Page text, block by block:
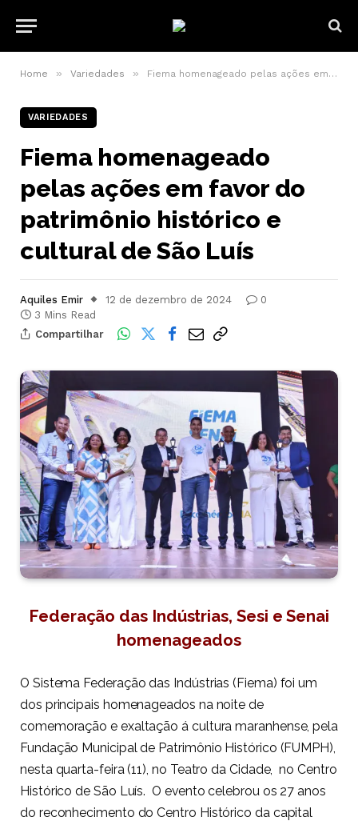
Home » Variedades » Fiema homenageado pelas ações em favor do patrimônio histórico e cultural de São Luís
VARIEDADES
Fiema homenageado
pelas ações em favor do
patrimônio histórico e
cultural de São Luís
Aquiles Emir 12 de dezembro de 2024
0
3 Mins Read
Compartilhar
Federação das Indústrias, Sesi e Senai
homenageados
O Sistema Federação das Indústrias (Fiema) foi um
dos principais homenageados na noite de
comemoração e exaltação á cultura maranhense, pela
Fundação Municipal de Patrimônio Histórico (FUMPH),
nesta quarta-feira (11), no Teatro da Cidade, no Centro
Histórico de São Luís. O evento celebrou os 27 anos
do reconhecimento do Centro Histórico da capital